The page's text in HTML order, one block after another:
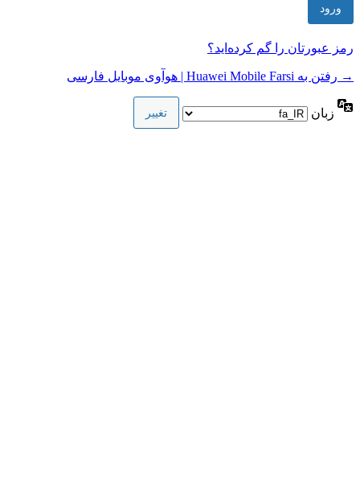
رمز عبورتان را گم کرده‌اید؟
→ رفتن به Huawei Mobile Farsi | هوآوی موبایل فارسی
زبان